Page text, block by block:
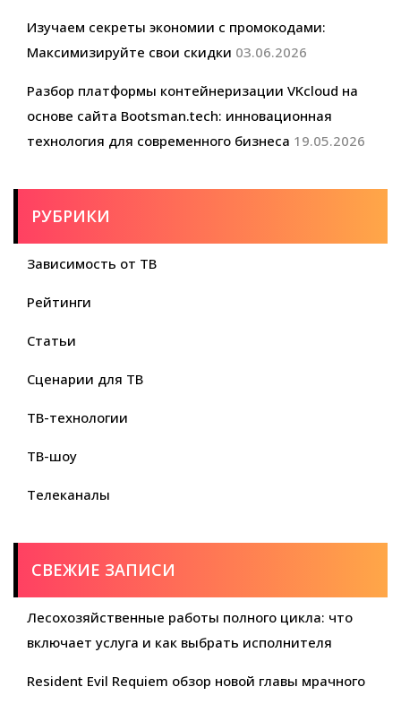
Изучаем секреты экономии с промокодами:
Максимизируйте свои скидки 03.06.2026
Разбор платформы контейнеризации VKcloud на
основе сайта Bootsman.tech: инновационная
технология для современного бизнеса 19.05.2026
РУБРИКИ
Зависимость от ТВ
Рейтинги
Статьи
Сценарии для ТВ
ТВ-технологии
ТВ-шоу
Телеканалы
СВЕЖИЕ ЗАПИСИ
Лесохозяйственные работы полного цикла: что
включает услуга и как выбрать исполнителя
Resident Evil Requiem обзор новой главы мрачного